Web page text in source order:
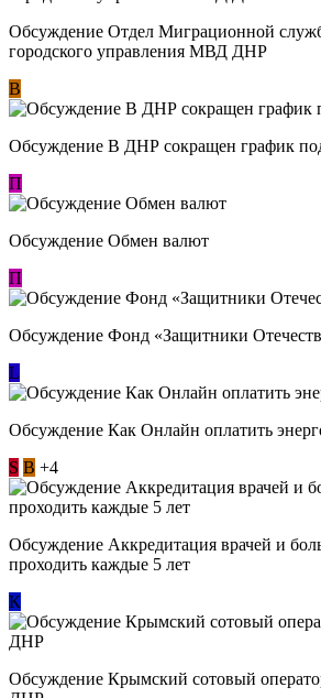
Обсуждение Отдел Миграционной
городского управления МВД ДНР
В
Обсуждение В ДНР сокращен график
П
Обсуждение Обмен валют
П
Обсуждение Фонд «Защитники
L
Обсуждение ​Как Онлайн оплатить
S В +4
Обсуждение Аккредитация врачей и
проходить каждые 5 лет
К
Обсуждение Крымский сотовый